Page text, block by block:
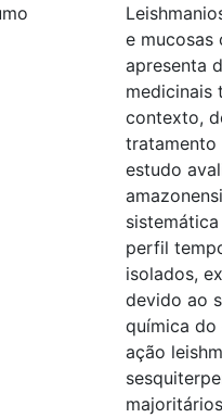
e mucosas
apresenta
medicinais
contexto,
tratamento
estudo
perfil
isolados,
devido ao
química do
ação